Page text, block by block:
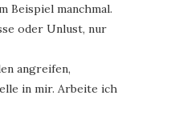
Beispiel manchmal.
oder Unlust, nur
angreifen,
in mir. Arbeite ich